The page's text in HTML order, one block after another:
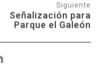
Siguiente
Señalización para
Parque el Galeón